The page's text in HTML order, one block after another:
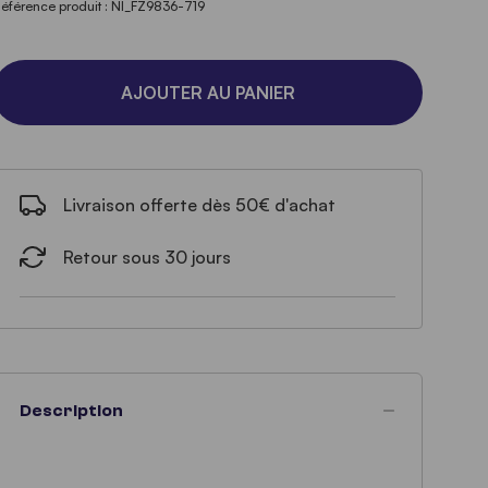
produit : NI_FZ9836-719
AJOUTER AU PANIER
Livraison offerte dès 50€ d'achat
Retour sous 30 jours
Description